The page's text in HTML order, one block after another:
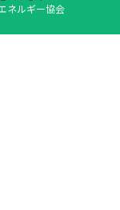
ネルギー協会